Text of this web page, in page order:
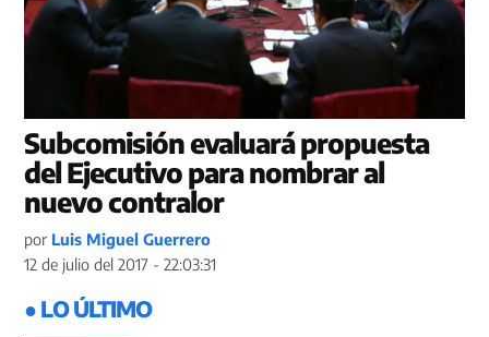
Subcomisión evaluará propuesta
del Ejecutivo para nombrar al
nuevo contralor
por Luis Miguel Guerrero
12 de julio del 2017 - 22:03:31
● LO ÚLTIMO